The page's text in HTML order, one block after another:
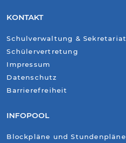
KONTAKT
Schulverwaltung & Sekretariat
Schülervertretung
Impressum
Datenschutz
Barrierefreiheit
INFOPOOL
Blockpläne und Stundenpläne